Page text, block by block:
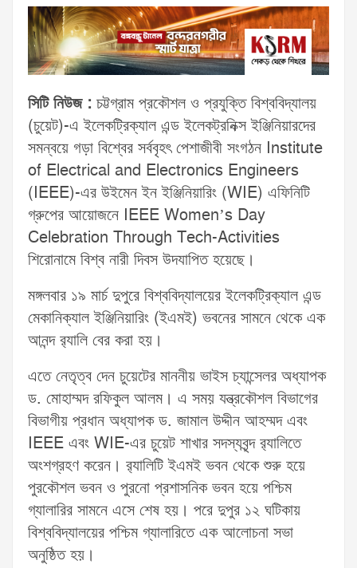
সিটি নিউজ : চট্টগ্রাম প্রকৌশল ও প্রযুক্তি বিশ্ববিদ্যালয়
(চুয়েট)-এ ইলেকট্রিক্যাল এন্ড ইলেকট্রনিক্স ইঞ্জিনিয়ারদের
সমন্বয়ে গড়া বিশ্বের সর্ববৃহৎ পেশাজীবী সংগঠন Institute
of Electrical and Electronics Engineers
(IEEE)-এর উইমেন ইন ইঞ্জিনিয়ারিং (WIE) এফিনিটি
গ্রুপের আয়োজনে IEEE Women’s Day
Celebration Through Tech-Activities
শিরোনামে বিশ্ব নারী দিবস উদযাপিত হয়েছে।
মঙ্গলবার ১৯ মার্চ দুপুরে বিশ্ববিদ্যালয়ের ইলেকট্রিক্যাল এন্ড
মেকানিক্যাল ইঞ্জিনিয়ারিং (ইএমই) ভবনের সামনে থেকে এক
আনন্দ র‌্যালি বের করা হয়।
এতে নেতৃত্ব দেন চুয়েটের মাননীয় ভাইস চ্যান্সেলর অধ্যাপক
ড. মোহাম্মদ রফিকুল আলম। এ সময় যন্ত্রকৌশল বিভাগের
বিভাগীয় প্রধান অধ্যাপক ড. জামাল উদ্দীন আহম্মদ এবং
IEEE এবং WIE-এর চুয়েট শাখার সদস্যবৃন্দ র‌্যালিতে
অংশগ্রহণ করেন। র‌্যালিটি ইএমই ভবন থেকে শুরু হয়ে
পুরকৌশল ভবন ও পুরনো প্রশাসনিক ভবন হয়ে পশ্চিম
গ্যালারির সামনে এসে শেষ হয়। পরে দুপুর ১২ ঘটিকায়
বিশ্ববিদ্যালয়ের পশ্চিম গ্যালারিতে এক আলোচনা সভা
অনুষ্ঠিত হয়।